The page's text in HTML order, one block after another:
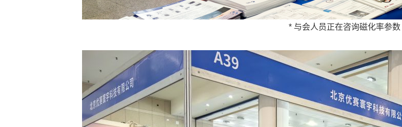
* 与会人员正在咨询磁化率参数